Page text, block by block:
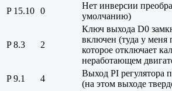
P 15.10 0
Нет инверсии
умолчанию)
P 8.3 2
Ключ выхода D0
включен (туда у меня
которое отключает
неработающем
P 9.1
4
Выход PI регулятора
(на этом выходе